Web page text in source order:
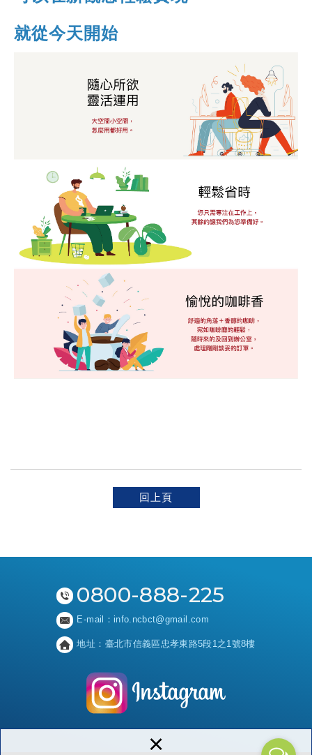
×
就從今天開始
回上頁
0800-888-225
E-mail： info.ncbct@gmail.com
地址： 臺北市信義區忠孝東路5段1之1號8樓